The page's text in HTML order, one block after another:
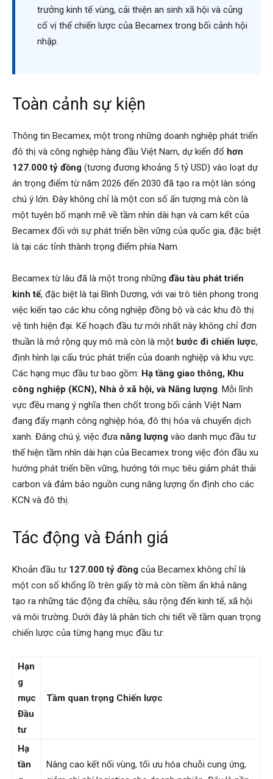
trưởng kinh tế vùng, cải thiện an sinh xã hội và củng
cố vị thế chiến lược của Becamex trong bối cảnh hội
nhập.
Toàn cảnh sự kiện
Thông tin Becamex, một trong những doanh nghiệp phát triển
đô thị và công nghiệp hàng đầu Việt Nam, dự kiến đổ hơn
127.000 tỷ đồng (tương đương khoảng 5 tỷ USD) vào loạt dự
án trọng điểm từ năm 2026 đến 2030 đã tạo ra một làn sóng
chú ý lớn. Đây không chỉ là một con số ấn tượng mà còn là
một tuyên bố mạnh mẽ về tầm nhìn dài hạn và cam kết của
Becamex đối với sự phát triển bền vững của quốc gia, đặc biệt
là tại các tỉnh thành trọng điểm phía Nam.
Becamex từ lâu đã là một trong những đầu tàu phát triển
kinh tế, đặc biệt là tại Bình Dương, với vai trò tiên phong trong
việc kiến tạo các khu công nghiệp đồng bộ và các khu đô thị
vệ tinh hiện đại. Kế hoạch đầu tư mới nhất này không chỉ đơn
thuần là mở rộng quy mô mà còn là một bước đi chiến lược,
định hình lại cấu trúc phát triển của doanh nghiệp và khu vực.
Các hạng mục đầu tư bao gồm: Hạ tầng giao thông, Khu
công nghiệp (KCN), Nhà ở xã hội, và Năng lượng. Mỗi lĩnh
vực đều mang ý nghĩa then chốt trong bối cảnh Việt Nam
đang đẩy mạnh công nghiệp hóa, đô thị hóa và chuyển dịch
xanh. Đáng chú ý, việc đưa năng lượng vào danh mục đầu tư
thể hiện tầm nhìn dài hạn của Becamex trong việc đón đầu xu
hướng phát triển bền vững, hướng tới mục tiêu giảm phát thải
carbon và đảm bảo nguồn cung năng lượng ổn định cho các
KCN và đô thị.
Tác động và Đánh giá
Khoản đầu tư 127.000 tỷ đồng của Becamex không chỉ là
một con số khổng lồ trên giấy tờ mà còn tiềm ẩn khả năng
tạo ra những tác động đa chiều, sâu rộng đến kinh tế, xã hội
và môi trường. Dưới đây là phân tích chi tiết về tầm quan trọng
chiến lược của từng hạng mục đầu tư:
Hạn
g
mục
Đầu
tư
Tầm quan trọng Chiến lược
Hạ
tần
Nâng cao kết nối vùng, tối ưu hóa chuỗi cung ứng,